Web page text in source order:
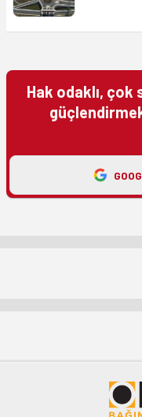
Hak odaklı, çok